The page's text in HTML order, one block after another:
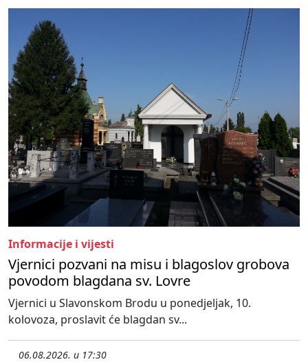
Informacije i vijesti
Vjernici pozvani na misu i blagoslov grobova
povodom blagdana sv. Lovre
Vjernici u Slavonskom Brodu u ponedjeljak, 10.
kolovoza, proslavit će blagdan sv...
06.08.2026. u 17:30